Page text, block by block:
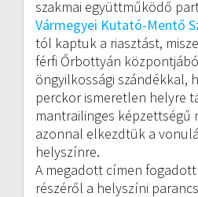
szakmai együttműködő
Vármegyei Kutató-Mentő
tól kaptuk a riasztást,
férfi Őrbottyán
öngyilkossági szándékkal,
perckor ismeretlen helyre
mantrailinges képzettségű
azonnal elkezdtük a
helyszínre.
A megadott címen
részéről a helyszíni